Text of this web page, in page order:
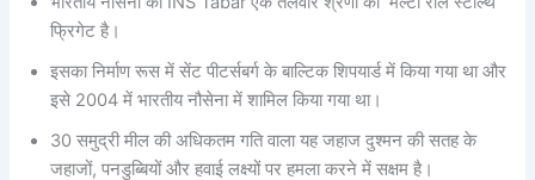
फ्रिगेट है।
इसका निर्माण रूस में सेंट पीटर्सबर्ग के बाल्टिक शिपयार्ड में किया गया था और
इसे 2004 में भारतीय नौसेना में शामिल किया गया था।
30 समुद्री मील की अधिकतम गति वाला यह जहाज दुश्मन की सतह के
जहाजों, पनडुब्बियों और हवाई लक्ष्यों पर हमला करने में सक्षम है।